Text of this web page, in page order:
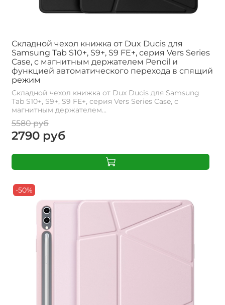
Складной чехол книжка от Dux Ducis для
Samsung Tab S10+, S9+, S9 FE+, серия Vers Series
Case, с магнитным держателем Pencil и
функцией автоматического перехода в спящий
режим
Складной чехол книжка от Dux Ducis для Samsung
Tab S10+, S9+, S9 FE+, серия Vers Series Case, с
магнитным держателем...
5580 руб
2790 руб
-50%